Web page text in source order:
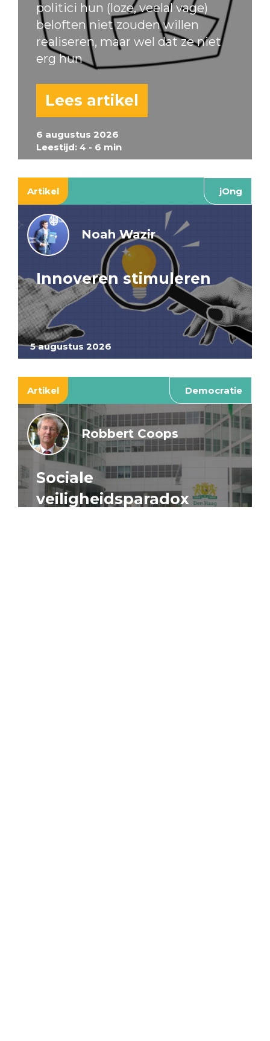
6 augustus 2026
Leestijd: 4 - 6 min
politici hun (loze, veelal vage)
beloften niet zouden willen
realiseren, maar wel dat ze niet
erg hun
Lees artikel
Artikel jOng
5 augustus 2026
Noah Wazir
Innoveren stimuleren
Artikel Democratie
Robbert Coops
Sociale
veiligheidsparadox